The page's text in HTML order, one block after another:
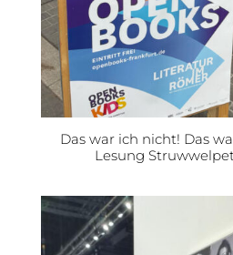
Das war ich nicht! Das
Lesung